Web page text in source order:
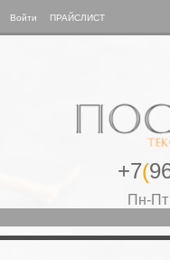
Войти ПРАЙСЛИСТ
+7(
Пн-Пт